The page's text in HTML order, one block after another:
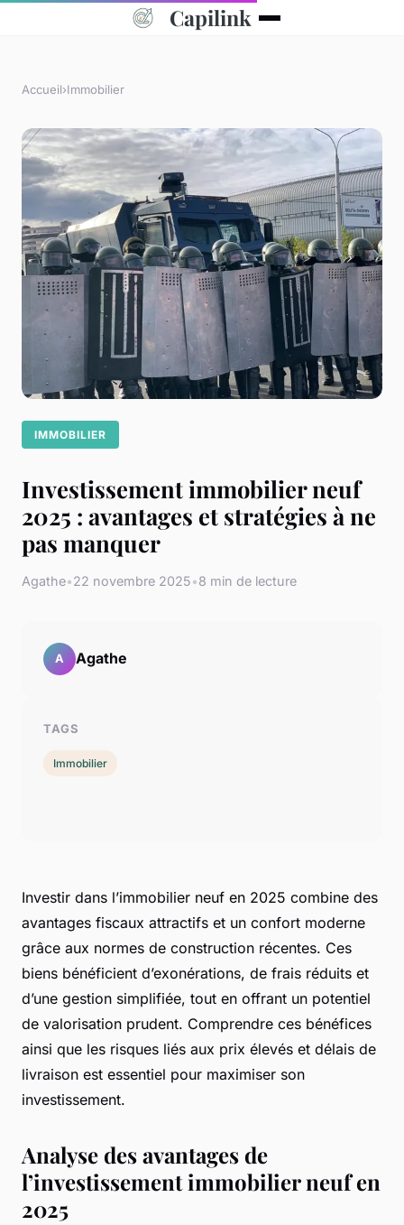
Capilink
Accueil›Immobilier
IMMOBILIER
Investissement immobilier neuf
2025 : avantages et stratégies à ne
pas manquer
Agathe•22 novembre 2025•8 min de lecture
Investir dans l’immobilier neuf en 2025 combine des
avantages fiscaux attractifs et un confort moderne
grâce aux normes de construction récentes. Ces
biens bénéficient d’exonérations, de frais réduits et
d’une gestion simplifiée, tout en offrant un potentiel
de valorisation prudent. Comprendre ces bénéfices
ainsi que les risques liés aux prix élevés et délais de
livraison est essentiel pour maximiser son
investissement.
Analyse des avantages de
l’investissement immobilier neuf en
2025
A Agathe
TAGS
Immobilier